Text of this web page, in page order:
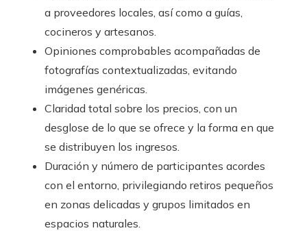
a proveedores locales, así como a guías,
cocineros y artesanos.
Opiniones comprobables acompañadas de
fotografías contextualizadas, evitando
imágenes genéricas.
Claridad total sobre los precios, con un
desglose de lo que se ofrece y la forma en que
se distribuyen los ingresos.
Duración y número de participantes acordes
con el entorno, privilegiando retiros pequeños
en zonas delicadas y grupos limitados en
espacios naturales.